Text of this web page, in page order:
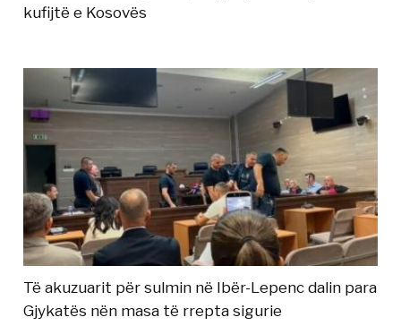
kufijtë e Kosovës
Të akuzuarit për sulmin në Ibër-Lepenc dalin para
Gjykatës nën masa të rrepta sigurie